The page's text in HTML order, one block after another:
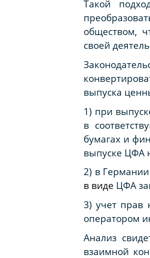
Такой
обществом,
своей
выпуска
1) при
в
бумагах и
выпуске ЦФА
2) в
в виде ЦФА
3) учет прав
оператором
Анализ
взаимной